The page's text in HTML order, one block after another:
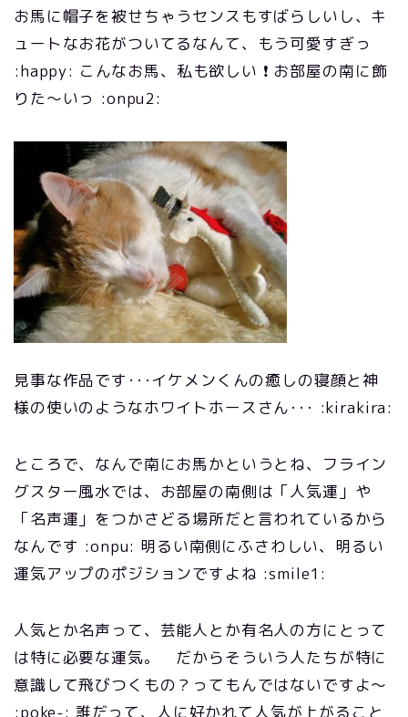
お馬に帽子を被せちゃうセンスもすばらしいし、キ
ュートなお花がついてるなんて、もう可愛すぎっ
:happy: こんなお馬、私も欲しい ❗ お部屋の南に飾
りた～いっ :onpu2:
見事な作品です･･･イケメンくんの癒しの寝顔と神
様の使いのようなホワイトホースさん･･･ :kirakira:
ところで、なんで南にお馬かというとね、フライン
グスター風水では、お部屋の南側は「人気運」や
「名声運」をつかさどる場所だと言われているから
なんです :onpu: 明るい南側にふさわしい、明るい
運気アップのポジションですよね :smile1:
人気とか名声って、芸能人とか有名人の方にとって
は特に必要な運気。 だからそういう人たちが特に
意識して飛びつくもの？ってもんではないですよ～
:poke-: 誰だって、人に好かれて人気が上がること